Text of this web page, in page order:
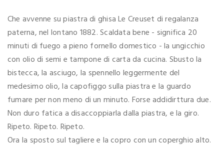
Che avvenne su piastra di ghisa Le Creuset di regalanza
paterna, nel lontano 1882. Scaldata bene - significa 20
minuti di fuego a pieno fornello domestico - la ungicchio
con olio di semi e tampone di carta da cucina. Sbusto la
bistecca, la asciugo, la spennello leggermente del
medesimo olio, la capofiggo sulla piastra e la guardo
fumare per non meno di un minuto. Forse addidirttura due.
Non duro fatica a disaccoppiarla dalla piastra, e la giro.
Ripeto. Ripeto. Ripeto.
Ora la sposto sul tagliere e la copro con un coperghio alto.